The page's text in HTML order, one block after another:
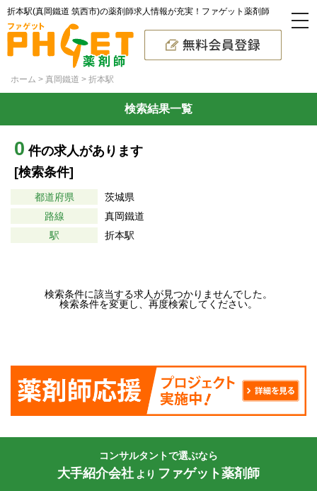
折本駅(真岡鐵道 筑西市)の薬剤師求人情報が充実！ファゲット薬剤師
ホーム 真岡鐵道 折本駅
検索結果一覧
0 件の求人があります
[検索条件]
都道府県
茨城県
路線
真岡鐵道
駅
折本駅
検索条件に該当する求人が見つかりませんでした。
検索条件を変更し、再度検索してください。
コンサルタントで選ぶなら
大手紹介会社 より ファゲット薬剤師